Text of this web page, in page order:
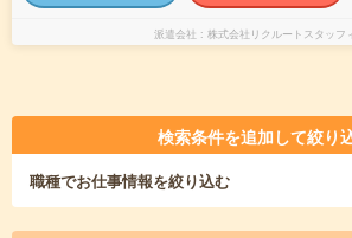
派遣会社 株式会社リクルートスタッフ
検索条件を追加して絞り
職種でお仕事情報を絞り込む